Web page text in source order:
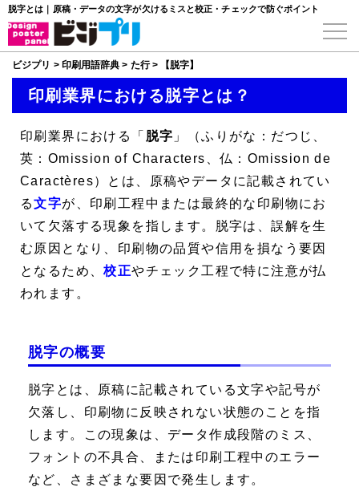
脱字とは｜原稿・データの文字が欠けるミスと校正・チェックで防ぐポイント
ビジプリ > 印刷用語辞典 > た行> 【脱字】
印刷業界における脱字とは？
印刷業界における「 脱字 」（ふりがな：だつじ、
英：Omission of Characters、仏：Omission de
Caractères）とは、原稿やデータに記載されてい
る文字が、印刷工程中または最終的な印刷物にお
いて欠落する現象を指します。脱字は、誤解を生
む原因となり、印刷物の品質や信用を損なう要因
となるため、校正やチェック工程で特に注意が払
われます。
脱字の概要
脱字とは、原稿に記載されている文字や記号が
欠落し、印刷物に反映されない状態のことを指
します。この現象は、データ作成段階のミス、
フォントの不具合、または印刷工程中のエラー
など、さまざまな要因で発生します。